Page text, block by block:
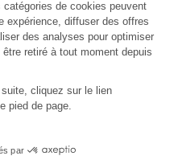
CHC Waremme